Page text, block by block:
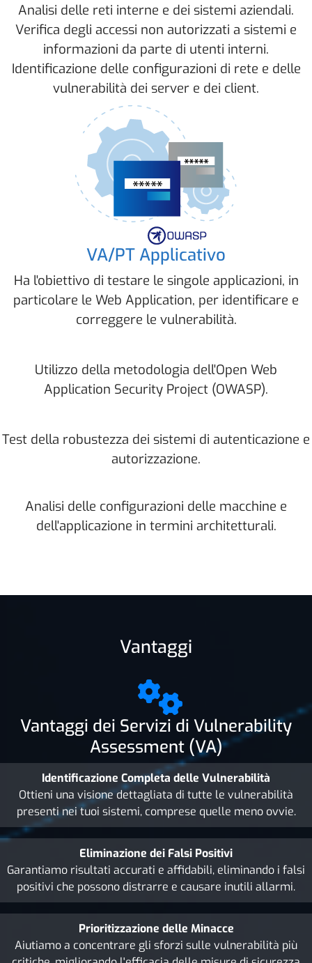
Analisi delle reti interne e dei sistemi aziendali.
Verifica degli accessi non autorizzati a sistemi e
informazioni da parte di utenti interni.
Identificazione delle configurazioni di rete e delle
vulnerabilità dei server e dei client.
VA/PT Applicativo
Ha l'obiettivo di testare le singole applicazioni, in
particolare le Web Application, per identificare e
correggere le vulnerabilità.
Utilizzo della metodologia dell'Open Web
Application Security Project (OWASP).
Test della robustezza dei sistemi di autenticazione e
autorizzazione.
Analisi delle configurazioni delle macchine e
dell'applicazione in termini architetturali.
Vantaggi
Vantaggi dei Servizi di Vulnerability
Assessment (VA)
Identificazione Completa delle Vulnerabilità
Ottieni una visione dettagliata di tutte le vulnerabilità
presenti nei tuoi sistemi, comprese quelle meno ovvie.
Eliminazione dei Falsi Positivi
Garantiamo risultati accurati e affidabili, eliminando i falsi
positivi che possono distrarre e causare inutili allarmi.
Prioritizzazione delle Minacce
Aiutiamo a concentrare gli sforzi sulle vulnerabilità più